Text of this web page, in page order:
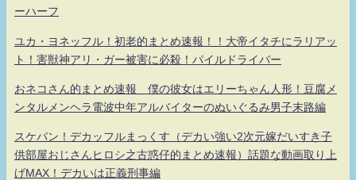
ーハーフ
ユカ・ヨネッフル！初老的まとめ速報！！大帝イタチにラリアッ
ト！害獣神アリ・ガー被害に必殺！パイルドライバー
おネコさん的まとめ速報 僕の彼女はエリーちゃん人形！豆腐メ
ンタルメンヘラ電波中年アルバイターのぬいぐるみ男子末路編
スケバン！デカッフルまっくす（デカい強い2次元嫁だいすき子
供部屋おじさんヒロシ之古惑仔的まとめ速報）話題な動画取り上
げMAX！デカいは正義刑事編